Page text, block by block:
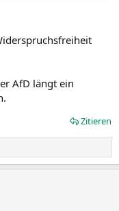
AfD längt ein
Zitieren